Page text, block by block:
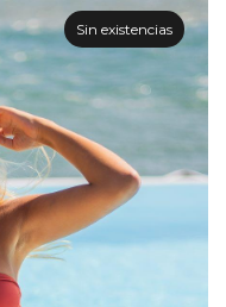
Sin existencias